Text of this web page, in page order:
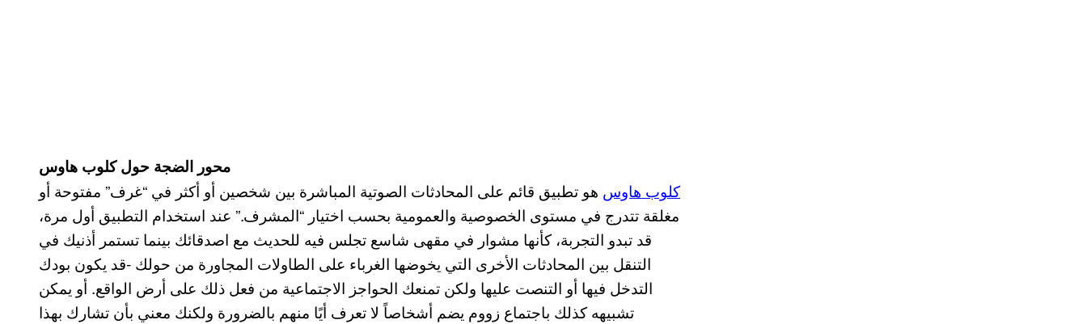
محور الضجة حول كلوب هاوس
كلوب هاوس هو تطبيق قائم على المحادثات الصوتية المباشرة بين شخصين أو أكثر في “غرف” مفتوحة أو
مغلقة تتدرج في مستوى الخصوصية والعمومية بحسب اختيار “المشرف.” عند استخدام التطبيق أول مرة،
قد تبدو التجربة، كأنها مشوار في مقهى شاسع تجلس فيه للحديث مع اصدقائك بينما تستمر أذنيك في
التنقل بين المحادثات الأخرى التي يخوضها الغرباء على الطاولات المجاورة من حولك -قد يكون بودك
التدخل فيها أو التنصت عليها ولكن تمنعك الحواجز الاجتماعية من فعل ذلك على أرض الواقع. أو يمكن
تشبيهه كذلك باجتماع زووم يضم أشخاصاً لا تعرف أيًا منهم بالضرورة ولكنك معني بأن تشارك بهذا